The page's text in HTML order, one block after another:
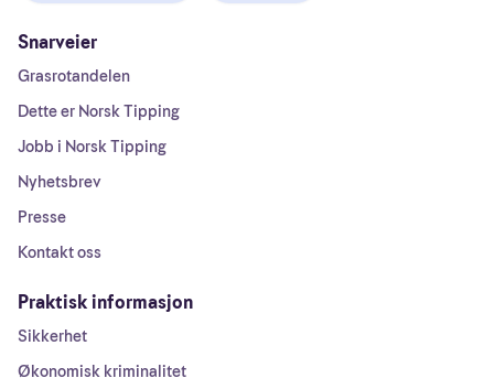
Snarveier
Grasrotandelen
Dette er Norsk Tipping
Jobb i Norsk Tipping
Nyhetsbrev
Presse
Kontakt oss
Praktisk informasjon
Sikkerhet
Økonomisk kriminalitet